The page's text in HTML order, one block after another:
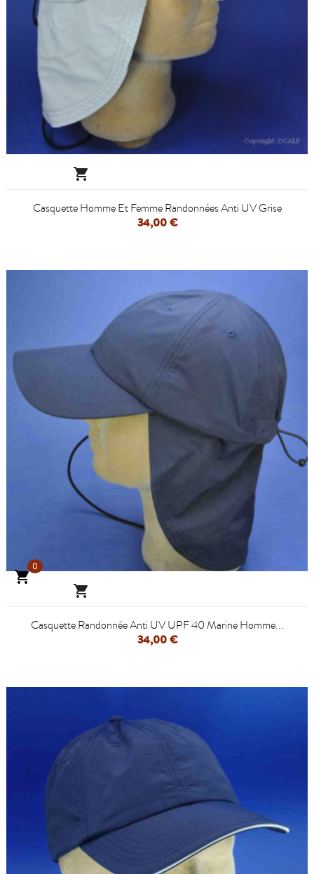

Casquette Homme Et Femme Randonnées Anti UV Grise
34,00 €

Casquette Randonnée Anti UV UPF 40 Marine Homme...
34,00 €

0